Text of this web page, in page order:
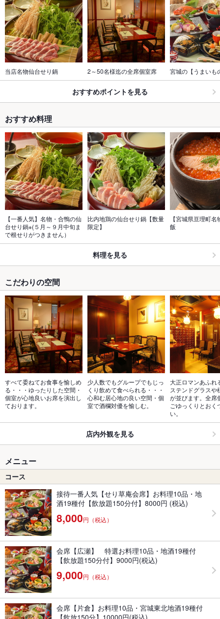
当店名物仙台せり鍋 2～50名様迄の全席個室席 宮城の【うまいも
おすすめポイントを見る
おすすめ料理
【一番人気】名物・合鴨の仙
台せり鍋※(５月～９月中旬ま
で根せりがつきません）
比内地鶏の仙台せり鍋【数量
限定】
【宮城県亘理町
飯
料理を見る
こだわりの空間
すべて委ねてお食事を愉しめ
る・・・ゆったりした空間・
個室が心地良いお席を演出し
ております。
少人数でもグループでもじっ
くり飲めて食べられる・・・
心和む居心地の良い空間・個
室で酒欄対優を愉しむ。
大正ロマンあふれ
ステンドグラスや
が並びます。全席
ごゆっくりとおく
い。
店内外観を見る
メニュー
コース
接待一番人気【せり草庵会席】お料理10品・地
酒19種付【飲放題150分付】8000円 (税込)
8,000円（税込）
会席【広瀬】 特選お料理10品・地酒19種付
【飲放題150分付】9000円(税込)
9,000円（税込）
会席【片倉】お料理10品・宮城東北地酒19種付
【飲放150分】10000円(税込)